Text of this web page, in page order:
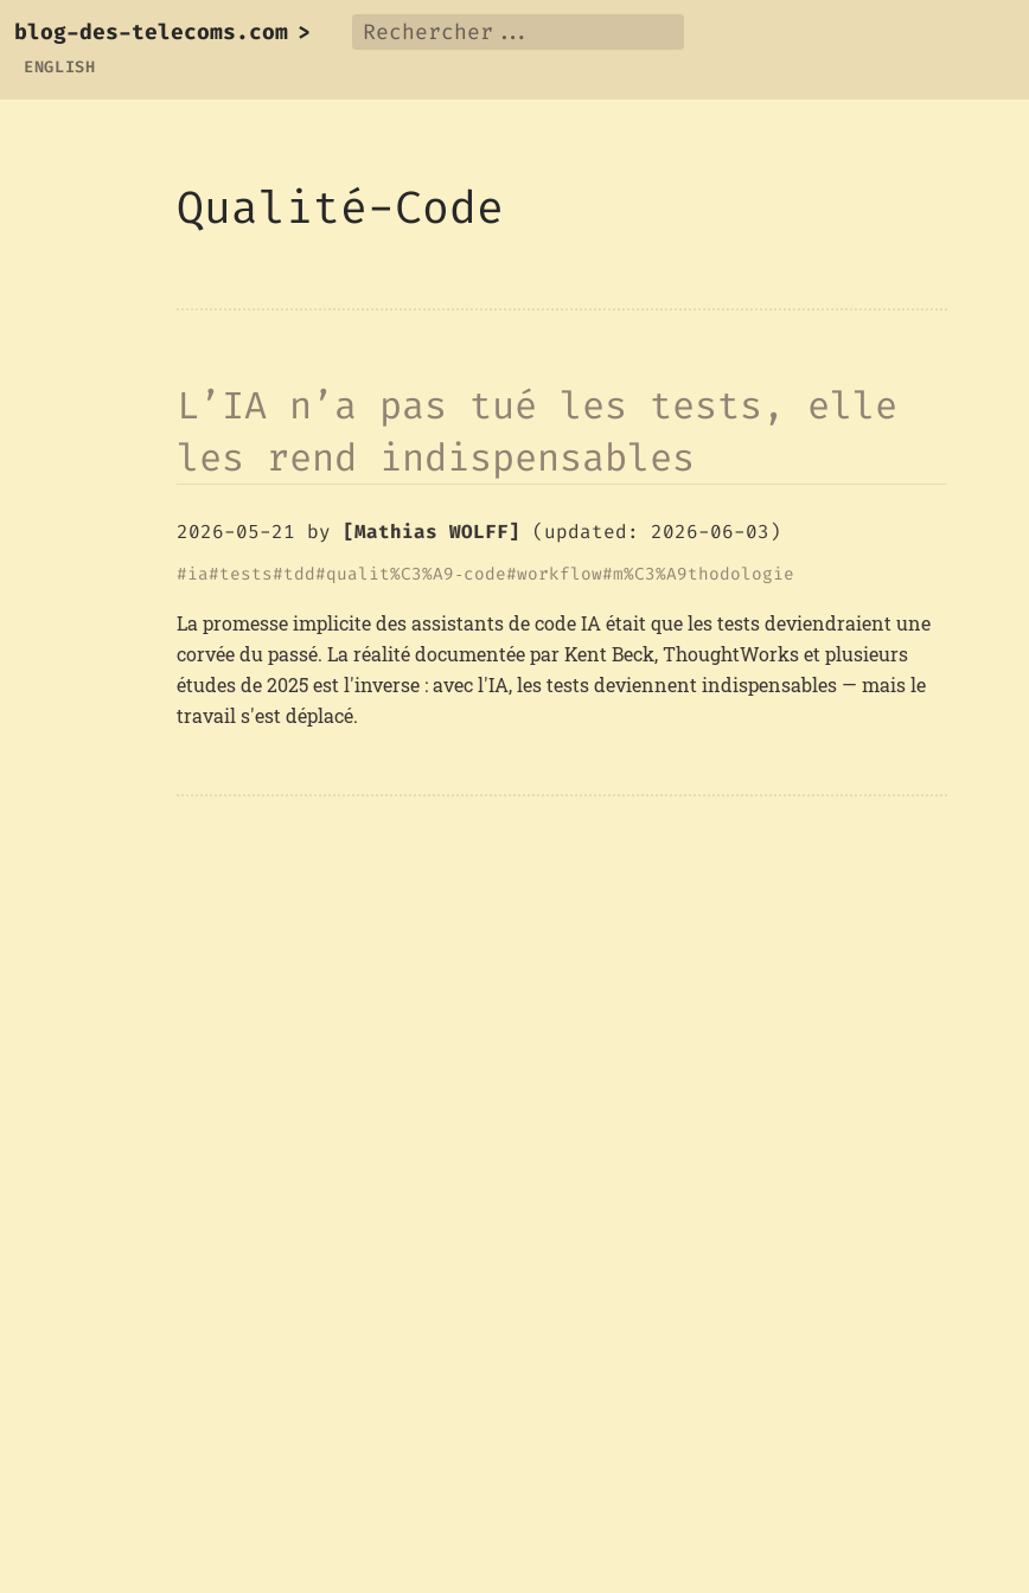
blog-des-telecoms.com >
ENGLISH
Qualité-Code
L’IA n’a pas tué les tests, elle
les rend indispensables
2026-05-21 by [Mathias WOLFF] (updated: 2026-06-03)
ia tests tdd qualit%C3%A9‑code workflow m%C3%A9thodologie
La promesse implicite des assistants de code IA était que les tests deviendraient une
corvée du passé. La réalité documentée par Kent Beck, ThoughtWorks et plusieurs
études de 2025 est l'inverse : avec l'IA, les tests deviennent indispensables — mais le
travail s'est déplacé.